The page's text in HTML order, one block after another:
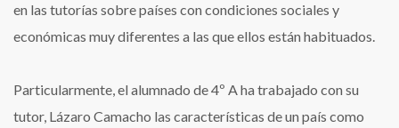
en las tutorías sobre países con condiciones sociales y
económicas muy diferentes a las que ellos están habituados.
Particularmente, el alumnado de 4º A ha trabajado con su
tutor, Lázaro Camacho las características de un país como